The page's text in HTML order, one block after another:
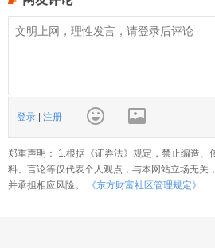
登录 注册
郑重声明： 1.根据《证券法》规定，禁止编造
料、言论等仅代表个人观点，与本网站立场无
并承担相应风险。
《东方财富社区管理规定》